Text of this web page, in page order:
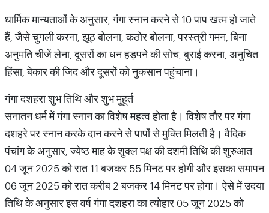
धार्मिक मान्यताओं के अनुसार, गंगा स्नान करने से 10 पाप खत्म हो जाते
हैं, जैसे चुगली करना, झूठ बोलना, कठोर बोलना, परस्त्री गमन, बिना
अनुमति चीजें लेना, दूसरों का धन हड़पने की सोच, बुराई करना, अनुचित
हिंसा, बेकार की जिद और दूसरों को नुकसान पहुंचाना।
गंगा दशहरा शुभ तिथि और शुभ मुहूर्त
सनातन धर्म में गंगा स्नान का विशेष महत्व होता है। विशेष तौर पर गंगा
दशहरे पर स्नान करके दान करने से पापों से मुक्ति मिलती है। वैदिक
पंचांग के अनुसार, ज्येष्ठ माह के शुक्ल पक्ष की दशमी तिथि की शुरुआत
04 जून 2025 को रात 11 बजकर 55 मिनट पर होगी और इसका समापन
06 जून 2025 को रात करीब 2 बजकर 14 मिनट पर होगा। ऐसे में उदया
तिथि के अनुसार इस वर्ष गंगा दशहरा का त्योहार 05 जून 2025 को